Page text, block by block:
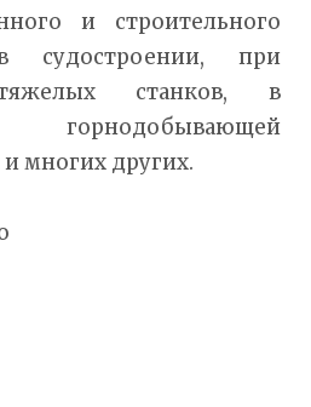
и строительного
судостроении, при
станков, в
многих других.